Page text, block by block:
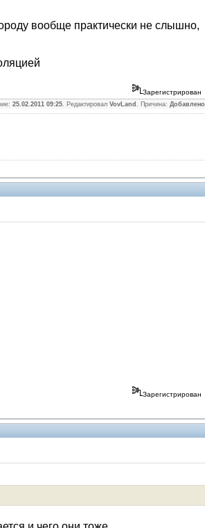
вообще практически не слышно,
Зарегистрирован
25.02.2011 09:25. Редактировал VovLand . Причина: Добавлено
Зарегистрирован